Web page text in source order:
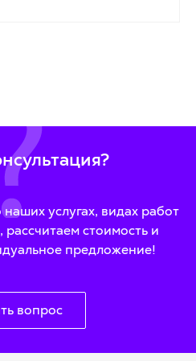
услугах, видах работ
стоимость и
предложение!
вопрос